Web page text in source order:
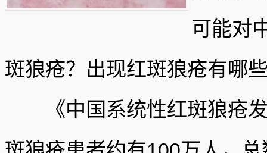
可能对
斑狼疮？出现红斑狼疮有哪
《中国系统性红斑狼疮发